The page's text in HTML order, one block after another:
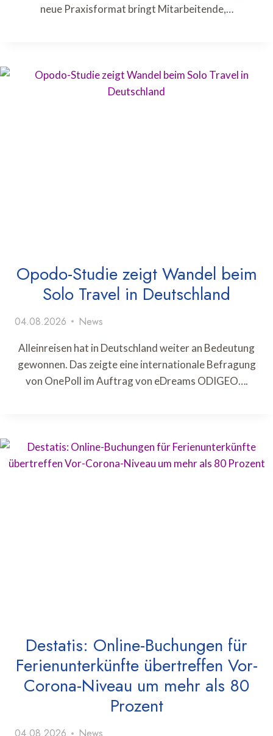
neue Praxisformat bringt Mitarbeitende,…
Opodo-Studie zeigt Wandel beim
Solo Travel in Deutschland
04.08.2026 News
Alleinreisen hat in Deutschland weiter an Bedeutung
gewonnen. Das zeigte eine internationale Befragung
von OnePoll im Auftrag von eDreams ODIGEO….
Destatis: Online-Buchungen für
Ferienunterkünfte übertreffen Vor-
Corona-Niveau um mehr als 80
Prozent